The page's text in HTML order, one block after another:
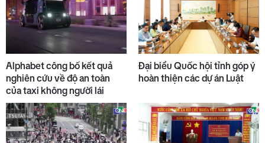
Alphabet công bố kết quả
nghiên cứu về độ an toàn
của taxi không người lái
Đại biểu Quốc hội tỉnh góp ý
hoàn thiện các dự án Luật